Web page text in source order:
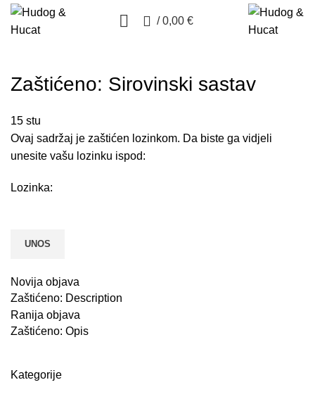
/ 0,00 €
Zaštićeno: Sirovinski sastav
15 stu
Ovaj sadržaj je zaštićen lozinkom. Da biste ga vidjeli
unesite vašu lozinku ispod:
Lozinka:
Novija objava
Zaštićeno: Description
Ranija objava
Zaštićeno: Opis
Kategorije